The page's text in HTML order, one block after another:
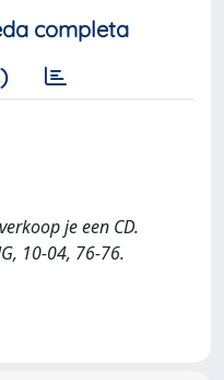
completa
je een CD.
10-04, 76-76.